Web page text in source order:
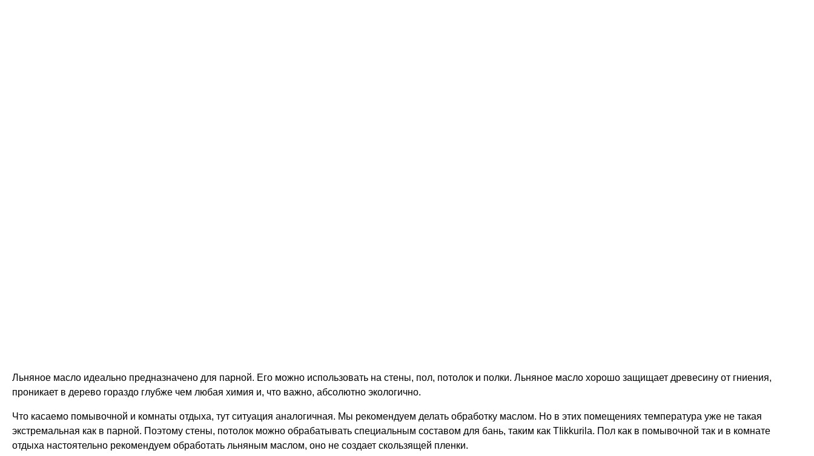
Льняное масло идеально предназначено для парной. Его можно использовать на стены, пол, потолок и полки. Льняное масло хорошо защищает древесину от гниения,
проникает в дерево гораздо глубже чем любая химия и, что важно, абсолютно экологично.
Что касаемо помывочной и комнаты отдыха, тут ситуация аналогичная. Мы рекомендуем делать обработку маслом. Но в этих помещениях температура уже не такая
экстремальная как в парной. Поэтому стены, потолок можно обрабатывать специальным составом для бань, таким как TIikkurila. Пол как в помывочной так и в комнате
отдыха настоятельно рекомендуем обработать льняным маслом, оно не создает скользящей пленки.